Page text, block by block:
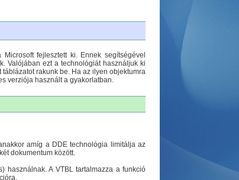
fejlesztett ki. Ennek segítségével
Valójában ezt a technológiát használjuk ki
rakunk be. Ha az ilyen objektumra
verziója használt a gyakorlatban.
amíg a DDE technológia limitálja az
dokumentum között.
használnak. A VTBL tartalmazza a funkció